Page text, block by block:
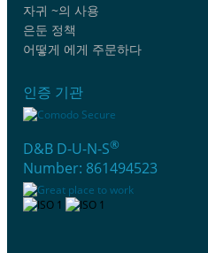
자귀 ~의 사용
은둔 정책
어떻게 에게 주문하다
인증 기관
D&B D-U-N-S®
Number: 861494523